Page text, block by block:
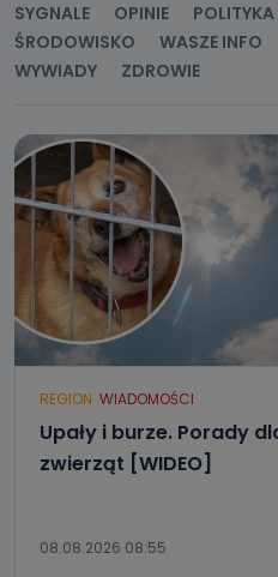
SYGNALE
OPINIE POLITYKA
ŚRODOWISKO
WASZE INFO
WYWIADY
ZDROWIE
REGION WIADOMOŚCI
Upały i burze. Porady
zwierząt [WIDEO]
08.08.2026 08:55